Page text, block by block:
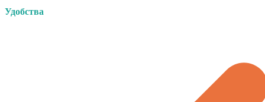
Удобства